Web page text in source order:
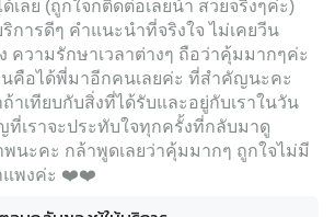
เลย (ถูกใจก็ติดต่อเลยน้า สวยจริงๆค่ะ)
การดีๆ คำแนะนำที่จริงใจ ไม่เคยวีน
ความรักษาเวลาต่างๆ ถือว่าคุ้มมากๆค่ะ
นคือได้พี่มาอีกคนเลยค่ะ ที่สำคัญนะคะ
าเทียบกับสิ่งที่ได้รับและอยู่กับเราในวัน
ที่เราจะประทับใจทุกครั้งที่กลับมาดู
พนะคะ กล้าพูดเลยว่าคุ้มมากๆ ถูกใจไม่มี
แพงค่ะ ❤️❤️